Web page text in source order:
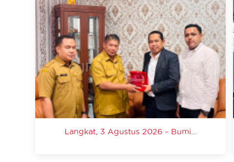
Langkat, 3 Agustus 2026 – Bumi...